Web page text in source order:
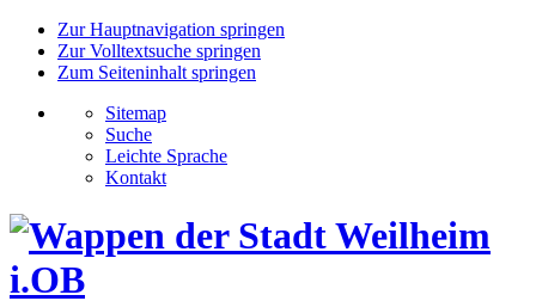
Zur Hauptnavigation springen
Zur Volltextsuche springen
Zum Seiteninhalt springen
Sitemap
Suche
Leichte Sprache
Kontakt